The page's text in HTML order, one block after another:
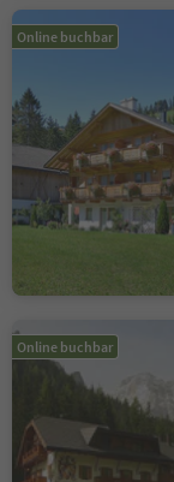
Online buchbar
Online buchbar